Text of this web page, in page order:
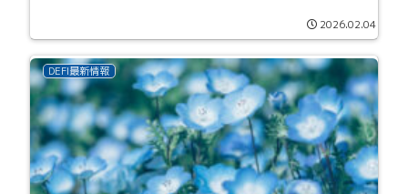
2026.02.04
DEFI最新情報